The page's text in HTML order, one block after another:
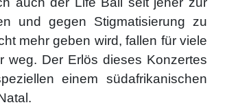
und gegen Stigmatisierung zu
mehr geben wird, fallen für viele
weg. Der Erlös dieses Konzertes
einem südafrikanischen